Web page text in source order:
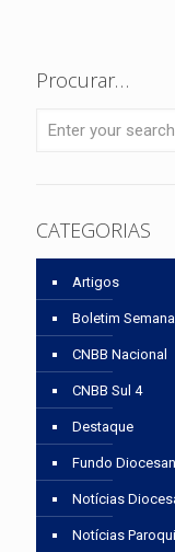
Procurar…
CATEGORIAS
Artigos
Boletim Semanal
CNBB Nacional
CNBB Sul 4
Destaque
Fundo
Notícias
Notícias